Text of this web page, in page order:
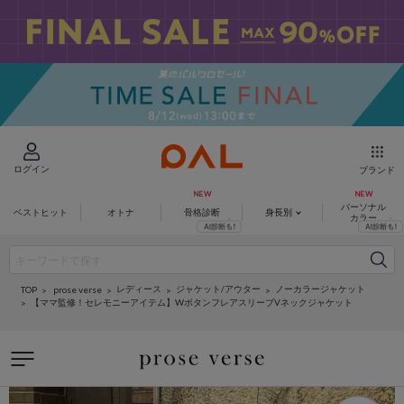
ログイン ブランド
ベストヒット オトナ 骨格診断 身長別
パーソナル
カラー
TOP prose verse レディース ジャケット/アウター
ノーカラージャケット
【ママ監修！セレモニーアイテム】WボタンフレアスリーブVネックジャケット